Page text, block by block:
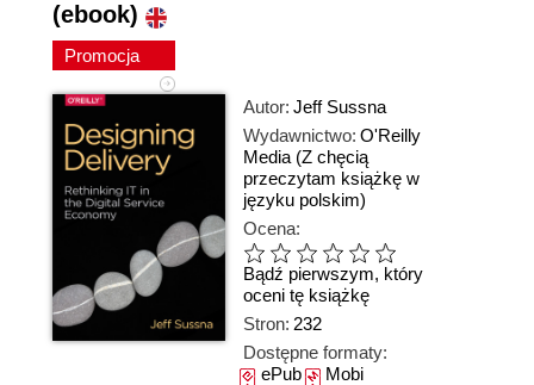
(ebook)
Promocja
Autor: Jeff Sussna
Wydawnictwo: O'Reilly
Media (Z chęcią
przeczytam książkę w
języku polskim)
Ocena:
Bądź pierwszym, który
oceni tę książkę
Stron: 232
Dostępne formaty:
ePubMobi